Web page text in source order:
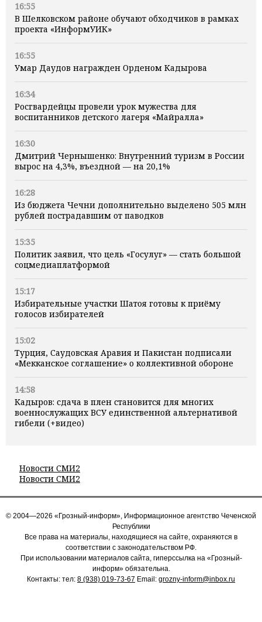
16:55
В Шелковском районе обучают обходчиков в рамках
проекта «ИнформУИК»
16:55
Умар Даудов награжден Орденом Кадырова
16:34
Росгвардейцы провели урок мужества для
воспитанников детского лагеря «Майралла»
16:30
Дмитрий Чернышенко: Внутренний туризм в России
вырос на 4,3%, въездной — на 20,1%
16:28
Из бюджета Чечни дополнительно выделено 505 млн
рублей пострадавшим от паводков
15:35
Политик заявил, что цель «Госулуг» — стать большой
соцмедиаплатформой
15:17
Избирательные участки Шатоя готовы к приёму
голосов избирателей
15:02
Турция, Саудовская Аравия и Пакистан подписали
«Мекканское соглашение» о коллективной обороне
14:58
Кадыров: сдача в плен становится для многих
военнослужащих ВСУ единственной альтернативой
гибели (+видео)
Новости СМИ2
Новости СМИ2
© 2004—2026 «Грозный-информ», Информационное агентство Чеченской
Республики
Все права на материалы, находящиеся на сайте, охраняются в
соответствии с законодательством РФ.
При использовании материалов сайта, гиперссылка на «Грозный-
информ» обязательна.
Контакты: тел: 8 (938) 019-73-67 Email: grozny-inform@inbox.ru